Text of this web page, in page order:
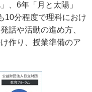
、 6年「月と太陽」
10分程度で理科におけ
話や活動の進め方、
作り、授業準備のア